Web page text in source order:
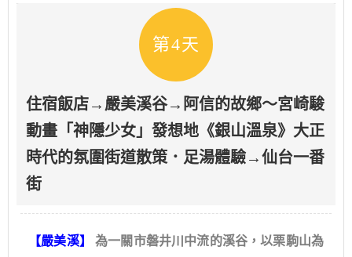
第4天
住宿飯店→嚴美溪谷→阿信的故鄉～宮崎駿
動畫「神隱少女」發想地《銀山溫泉》大正
時代的氛圍街道散策．足湯體驗→仙台一番
街
【嚴美溪】
為一關市磐井川中流的溪谷，以栗駒山為